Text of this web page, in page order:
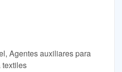
Agentes auxiliares para
textiles